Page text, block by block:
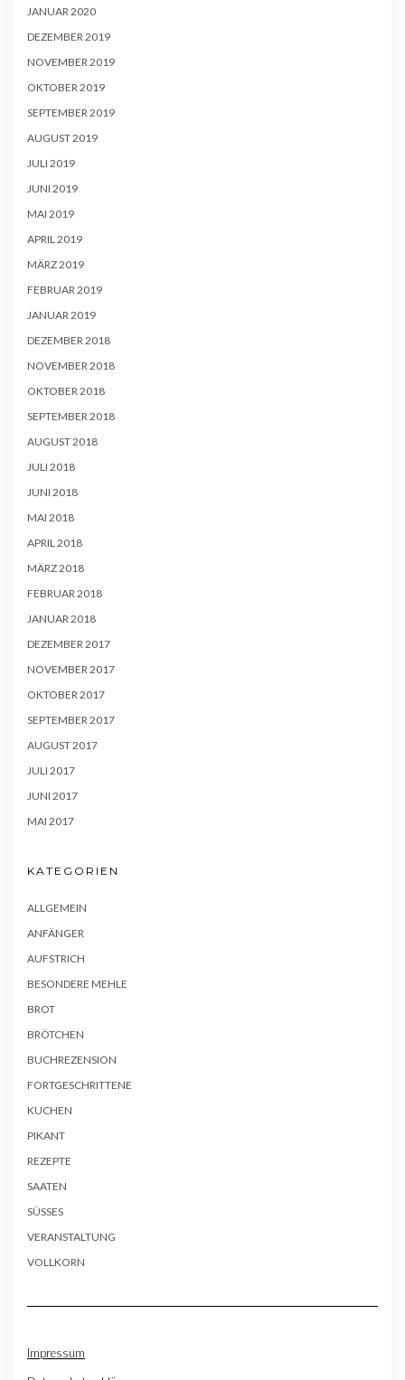
JANUAR 2020
DEZEMBER 2019
NOVEMBER 2019
OKTOBER 2019
SEPTEMBER 2019
AUGUST 2019
JULI 2019
JUNI 2019
MAI 2019
APRIL 2019
MÄRZ 2019
FEBRUAR 2019
JANUAR 2019
DEZEMBER 2018
NOVEMBER 2018
OKTOBER 2018
SEPTEMBER 2018
AUGUST 2018
JULI 2018
JUNI 2018
MAI 2018
APRIL 2018
MÄRZ 2018
FEBRUAR 2018
JANUAR 2018
DEZEMBER 2017
NOVEMBER 2017
OKTOBER 2017
SEPTEMBER 2017
AUGUST 2017
JULI 2017
JUNI 2017
MAI 2017
KATEGORIEN
ALLGEMEIN
ANFÄNGER
AUFSTRICH
BESONDERE MEHLE
BROT
BRÖTCHEN
BUCHREZENSION
FORTGESCHRITTENE
KUCHEN
PIKANT
REZEPTE
SAATEN
SÜSSES
VERANSTALTUNG
VOLLKORN
Impressum